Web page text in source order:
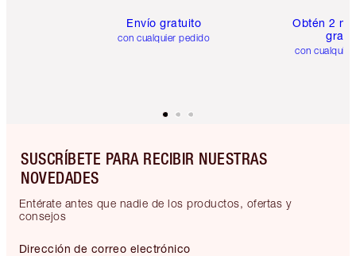
Envío gratuito
con cualquier pedido
Obtén 2
gratis
con
SUSCRÍBETE PARA RECIBIR NUESTRAS
NOVEDADES
Entérate antes que nadie de los productos, ofertas y
consejos
Dirección de correo electrónico